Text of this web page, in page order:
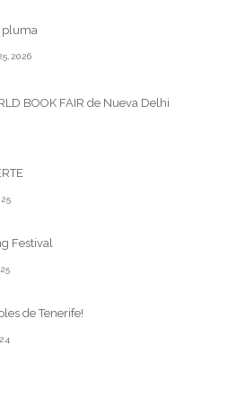
pluma
BOOK FAIR de Nueva Delhi
Festival
de Tenerife!